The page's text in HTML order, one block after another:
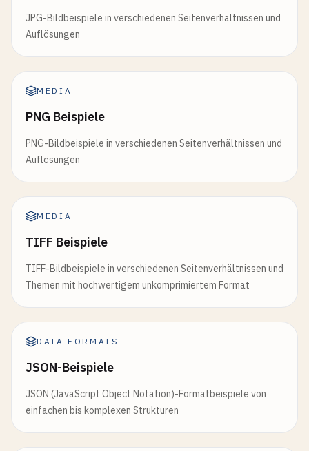
JPG-Bildbeispiele in verschiedenen Seitenverhältnissen und
Auflösungen
MEDIA
PNG Beispiele
PNG-Bildbeispiele in verschiedenen Seitenverhältnissen und
Auflösungen
MEDIA
TIFF Beispiele
TIFF-Bildbeispiele in verschiedenen Seitenverhältnissen und
Themen mit hochwertigem unkomprimiertem Format
DATA FORMATS
JSON-Beispiele
JSON (JavaScript Object Notation)-Formatbeispiele von
einfachen bis komplexen Strukturen